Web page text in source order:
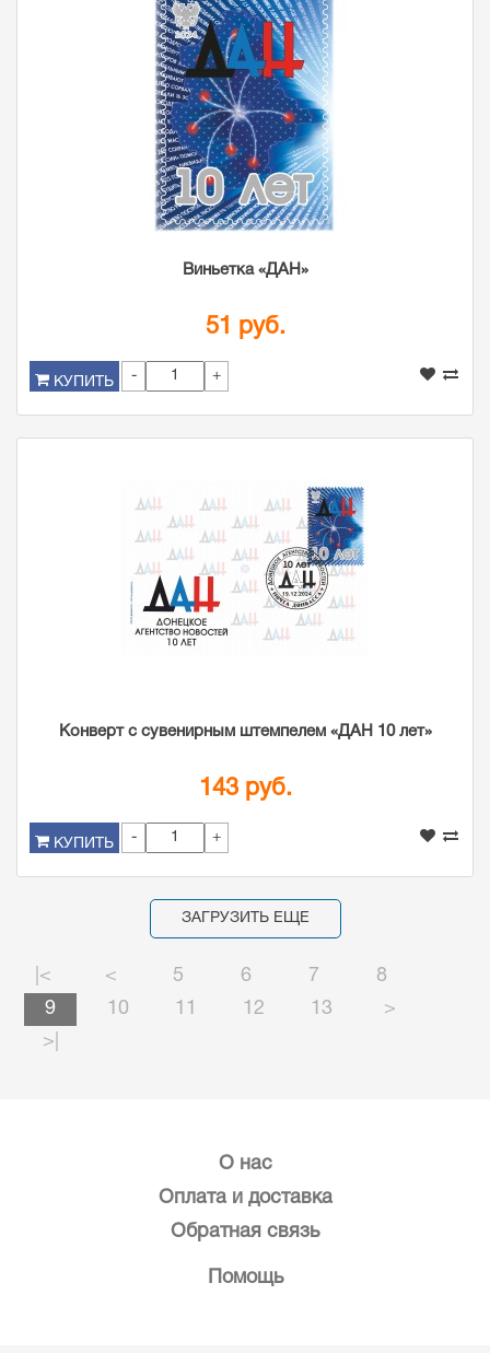
Виньетка «ДАН»
51 руб.
КУПИТЬ - +
Конверт с сувенирным штемпелем «ДАН 10 лет»
143 руб.
КУПИТЬ - +
ЗАГРУЗИТЬ ЕЩЕ
|< < 5 6 7
8
9
10 11 12 13
>
>|
О нас
Оплата и доставка
Обратная связь
Помощь